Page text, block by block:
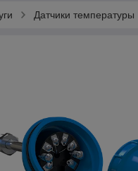
Датчики температуры